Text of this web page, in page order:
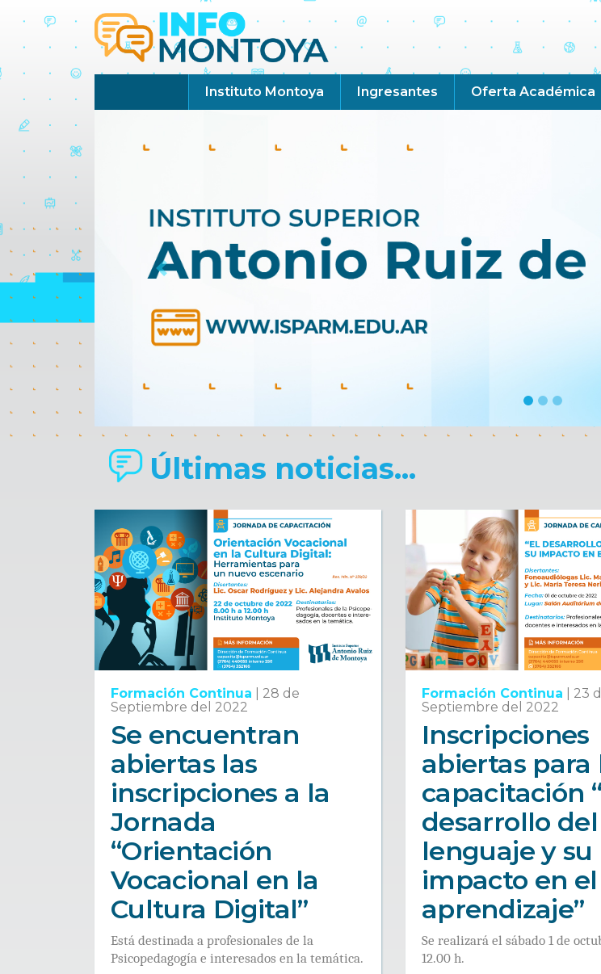
Instituto Montoya Ingresantes Oferta Académica
Previous
Últimas noticias...
Formación Continua
28 de
Septiembre del 2022
Se encuentran
abiertas las
inscripciones a la
Jornada
“Orientación
Vocacional en la
Cultura Digital”
Está destinada a profesionales de la
Psicopedagogía e interesados en la temática.
Formación Continua
23
Septiembre del 2022
Inscripciones
abiertas para
capacitación
desarrollo del
lenguaje y su
impacto en el
aprendizaje”
Se realizará el sábado 1 de
12.00 h.